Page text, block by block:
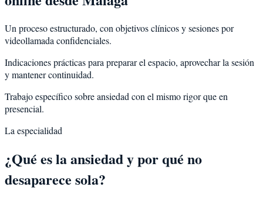
Un proceso estructurado, con objetivos clínicos y sesiones por
videollamada confidenciales.
Indicaciones prácticas para preparar el espacio, aprovechar la sesión
y mantener continuidad.
Trabajo específico sobre ansiedad con el mismo rigor que en
presencial.
La especialidad
¿Qué es la ansiedad y por qué no
desaparece sola?